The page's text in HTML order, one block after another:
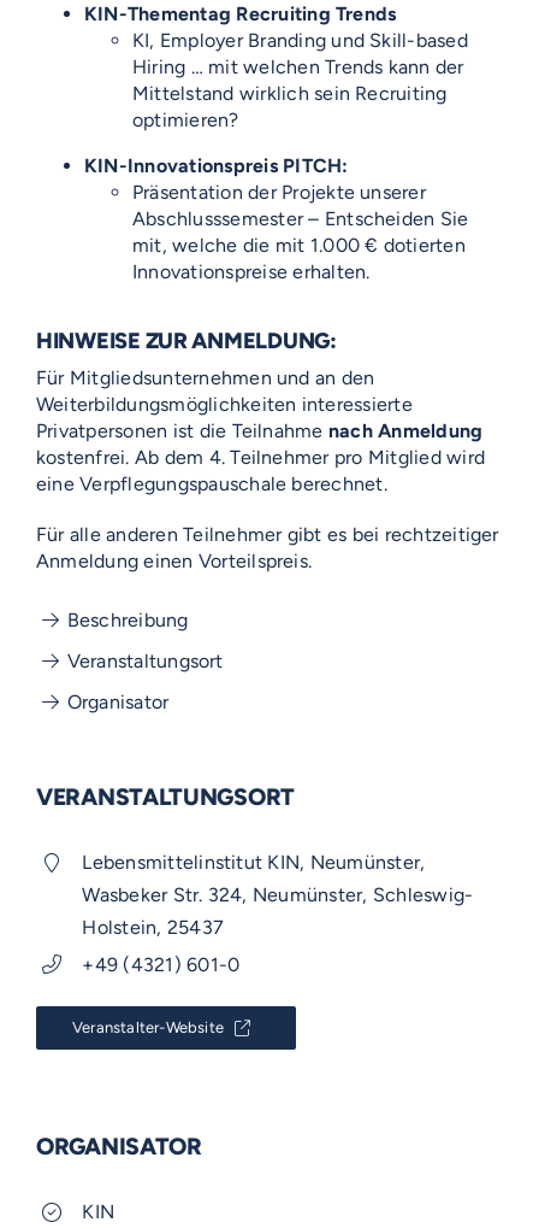
KIN-Thementag Recruiting Trends
KI, Employer Branding und Skill-based
Hiring … mit welchen Trends kann der
Mittelstand wirklich sein Recruiting
optimieren?
KIN-Innovationspreis PITCH:
Präsentation der Projekte unserer
Abschlusssemester – Entscheiden Sie
mit, welche die mit 1.000 € dotierten
Innovationspreise erhalten.
HINWEISE ZUR ANMELDUNG:
Für Mitgliedsunternehmen und an den
Weiterbildungsmöglichkeiten interessierte
Privatpersonen ist die Teilnahme nach Anmeldung
kostenfrei. Ab dem 4. Teilnehmer pro Mitglied wird
eine Verpflegungspauschale berechnet.
Für alle anderen Teilnehmer gibt es bei rechtzeitiger
Anmeldung einen Vorteilspreis.
Beschreibung
Veranstaltungsort
Organisator
VERANSTALTUNGSORT
Lebensmittelinstitut KIN, Neumünster,
Wasbeker Str. 324, Neumünster, Schleswig-
Holstein, 25437
+49 (4321) 601-0
Veranstalter-Website
ORGANISATOR
KIN